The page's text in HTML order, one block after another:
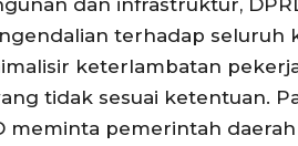
terhadap seluruh
keterlambatan
tidak sesuai ketentuan.
meminta pemerintah